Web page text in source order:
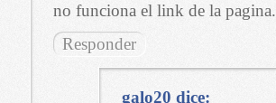
no funciona el link de la pagina.
Responder
galo20 dice: